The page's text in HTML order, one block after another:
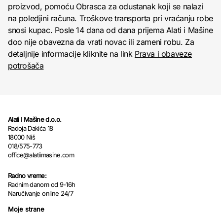
proizvod, pomoću Obrasca za odustanak koji se nalazi
na poledjini računa. Troškove transporta pri vraćanju robe
snosi kupac. Posle 14 dana od dana prijema Alati i Mašine
doo nije obavezna da vrati novac ili zameni robu. Za
detaljnije informacije kliknite na link Prava i obaveze
potrošača
Alati I Mašine d.o.o.
Radoja Dakića 18
18000 Niš
018/575-773
office@alatiimasine.com
Radno vreme:
Radnim danom od 9-16h
Naručivanje online 24/7
Moje strane